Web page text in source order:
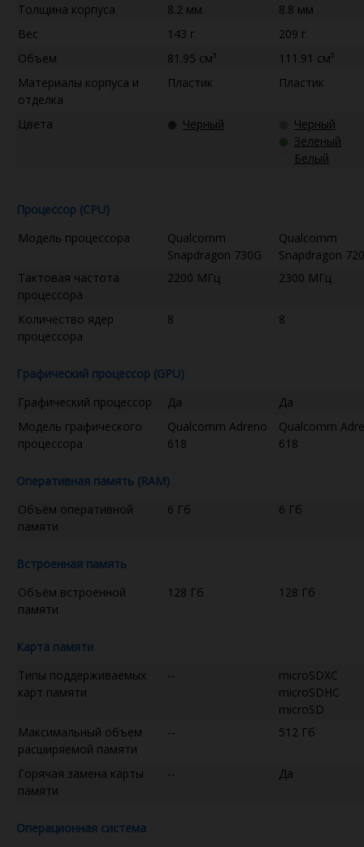
Толщина корпуса
8.2 мм
8.8 мм
Вес
143 г
209 г
Объем
81.95 см³
111.91 см³
Материалы корпуса и
отделка
Пластик Пластик
Цвета Черный
Черный
Зеленый
Белый
Процессор (CPU)
Модель процессора
Qualcomm
Snapdragon 730G
Qualcomm
Snapdragon
Тактовая частота
процессора
2200 МГц 2300 МГц
Количество ядер
процессора
8 8
Графический процессор (GPU)
Графический процессор
Да
Да
Модель графического
процессора
Qualcomm Adreno
618
Qualcomm
618
Оперативная память (RAM)
Объём оперативной
памяти
6 Гб 6 Гб
Встроенная память
Объём встроенной
памяти
128 Гб 128 Гб
Карта памяти
Типы поддерживаемых
карт памяти
--
microSDXC
microSDHC
microSD
Максимальный объем
расширяемой памяти
-- 512 Гб
Горячая замена карты
памяти
-- Да
Операционная система